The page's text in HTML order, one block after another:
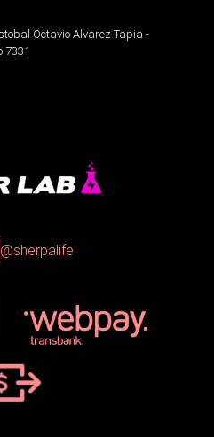
Octavio Alvarez Tapia -
7331
@sherpalife